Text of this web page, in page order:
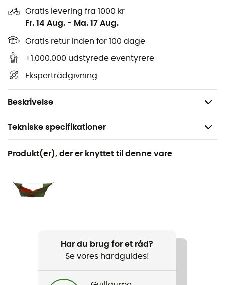
Gratis levering fra 1000 kr
Fr. 14 Aug. - Ma. 17 Aug.
Gratis retur inden for 100 dage
+1.000.000 udstyrede eventyrere
Ekspertrådgivning
Beskrivelse
Vægt: 500 g
Oeko-Tex Standard 100
sundhedsmærke inden for tekstiler, mærket
Standard 100
skadelige kemiske stoffer for sundhed, hud og miljø,
gennem hele produktionsprocessen. Kontrollerne i
denne henseende er strenge, regelmæssige, og
kriterierne er ensartede på verdensplan.
Tekniske specifikationer
Anbefales til
Vandreture / Rejse / Camping / Det daglige liv /
Vægt
Hamac Compact
Maksimalbelastning
Produkt(er), der er knyttet til denne vare
Har du brug for et råd?
Se vores hardguides!